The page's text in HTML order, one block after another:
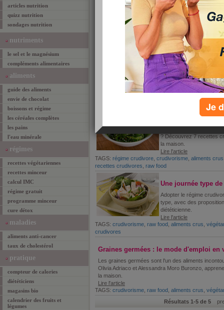
articles nutrition
quizz nutrition
sondages nutrition
nutriments
le sel et le magnésium
compléments alimentaires
aliments
guide des aliments
envie de chocolat
boissons et régime
les céréales complètes
les pains
l'eau minérale
régimes
recettes végétariennes
recettes minceur
calcul IMC
régime gratuit
programme minceur
cure détox
maladies
aliments anti-cancer
taux de cholestérol
pratique
compteur de calories
diététiciens
magasins bio
calendrier des fruits et
légumes
Manger cru, ce n’est
crudivore un mode
aujourd’hui les multiples
crudivorisme, raw food , aliments crus
Les bienfaits du
La raw food, ou régime
ancien qui revient sur le
manger cru a des
Lire l'article
régime crudivore,crudivorisme,raw food,
7 recettes
? Découvrez 7 recettes
la maison.
Lire l'article
TAGS: régime crudivore crudivorisme aliments crus
recettes crudivores raw food
Une journée type
Adopter le régime
type, avec des
diététicienne.
Lire l'article
TAGS: crudivorisme raw food aliments crus
crudivores
Graines germées : le mode d'emploi en
Les graines germées sont l'un des aliments
Olivia Adriaco et Alessandra Moro Buronzo,
la maison.
Lire l'article
TAGS: crudivorisme raw food aliments crus
Résultats 1-5 de 5
Je